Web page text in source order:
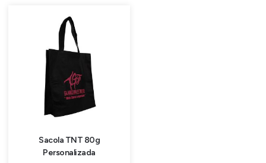
Sacola TNT 80g
Personalizada